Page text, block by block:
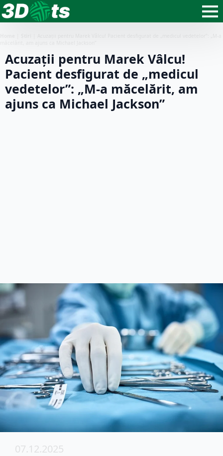
Acuzații pentru Marek Vâlcu!
Pacient desfigurat de „medicul
vedetelor”: „M-a măcelărit, am
ajuns ca Michael Jackson”
07.12.2025